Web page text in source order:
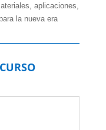
aplicaciones,
la nueva era